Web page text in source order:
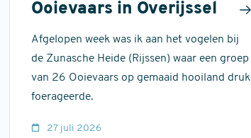
Ooievaars in Overijssel
Afgelopen week was ik aan het vogelen bij
de Zunasche Heide (Rijssen) waar een groep
van 26 Ooievaars op gemaaid hooiland druk
foerageerde.
27 juli 2026